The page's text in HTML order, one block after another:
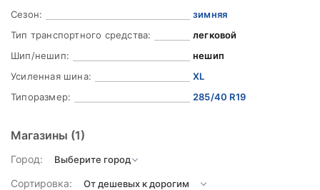
Сезон:
зимняя
Тип транспортного средства:
легковой
Шип/нешип:
нешип
Усиленная шина:
XL
Типоразмер:
285/40 R19
Магазины (1)
Город:
Сортировка: